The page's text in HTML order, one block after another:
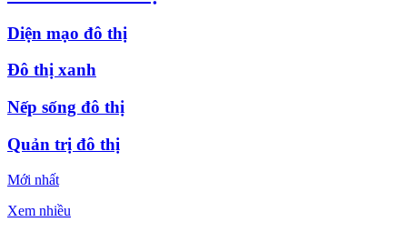
Diện mạo đô thị
Đô thị xanh
Nếp sống đô thị
Quản trị đô thị
Mới nhất
Xem nhiều